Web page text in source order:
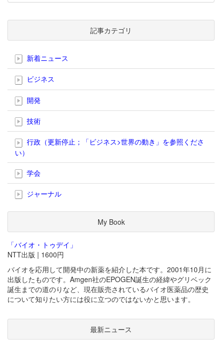
記事カテゴリ
新着ニュース
ビジネス
開発
技術
行政（更新停止；「ビジネス>世界の動き」を参照くださ
い）
学会
ジャーナル
My Book
「バイオ・トゥデイ」
NTT出版 | 1600円
バイオを応用して開発中の新薬を紹介した本です。2001年10月に
出版したものです。Amgen社のEPOGEN誕生の経緯やグリベック
誕生までの道のりなど、現在販売されているバイオ医薬品の歴史
について知りたい方には役に立つのではないかと思います。
最新ニュース